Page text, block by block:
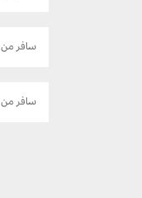
سافر من Thiruvananthapuram إلى Nairobi
سافر من Thiruvananthapuram إلى Masirah